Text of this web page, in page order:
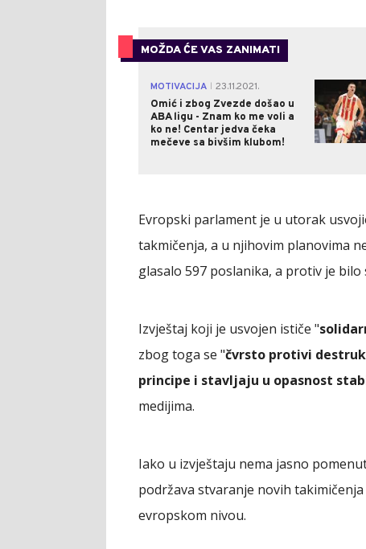
MOŽDA ĆE VAS ZANIMATI
MOTIVACIJA
23.11.2021.
Omić i zbog Zvezde došao u
ABA ligu - Znam ko me voli a
ko ne! Centar jedva čeka
mečeve sa bivšim klubom!
Evropski parlament je u utorak
takmičenja, a u njihovim planovima
glasalo 597 poslanika, a protiv je bilo
Izvještaj koji je usvojen ističe "
zbog toga se "čvrsto protivi
principe i stavljaju u opasnost
medijima.
Iako u izvještaju nema jasno
podržava stvaranje novih
evropskom nivou.